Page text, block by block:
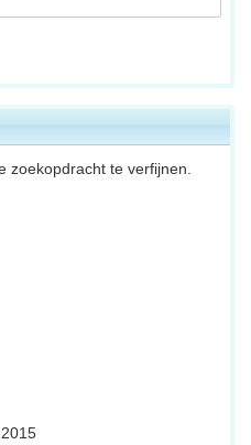
zoekopdracht te verfijnen.